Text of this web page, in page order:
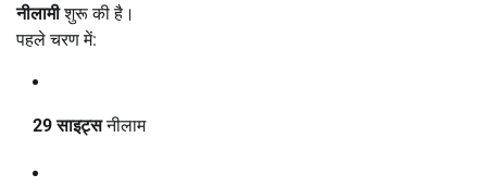
नीलामीशुरू की है।
पहले चरण में:
29 साइट्सनीलाम